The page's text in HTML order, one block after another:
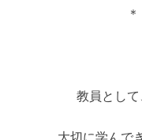
教員とし
大切に学んで